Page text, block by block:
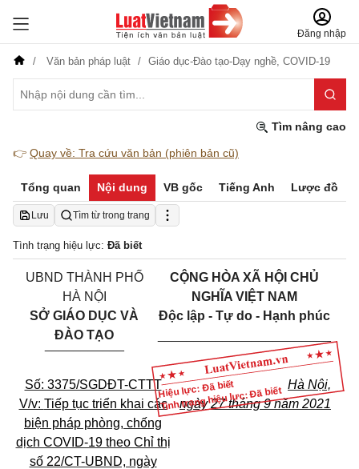
Đăng nhập
Văn bản pháp luật Giáo dục-Đào tạo-Dạy nghề, COVID-19
Tìm nâng cao
👉 Quay về: Tra cứu văn bản (phiên bản cũ)
Tổng quan Nội dung VB gốc Tiếng Anh Lược đồ
Lưu Tìm từ trong trang
Tình trạng hiệu lực: Đã biết
Hiệu lực: Đã biết
Tình trạng hiệu lực: Đã biết
UBND THÀNH PHỐ
HÀ NỘI
SỞ GIÁO DỤC VÀ
ĐÀO TẠO
___________
CỘNG HÒA XÃ HỘI CHỦ
NGHĨA VIỆT NAM
Độc lập - Tự do - Hạnh phúc
Số: 3375/SGDĐT-CTTT
V/v: Tiếp tục triển khai các
biện pháp phòng, chống
dịch COVID-19 theo Chỉ thị
số 22/CT-UBND, ngày
Hà Nội,
ngày 27 tháng 9 năm 2021